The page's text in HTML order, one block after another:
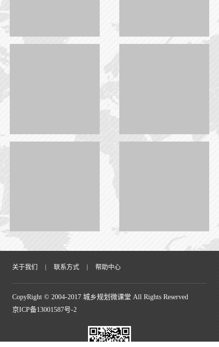
关于我们 | 联系方式 | 帮助中心
CopyRight © 2004-2017 城乡规划微课堂 All Rights Reserved
京ICP备13001587号-2